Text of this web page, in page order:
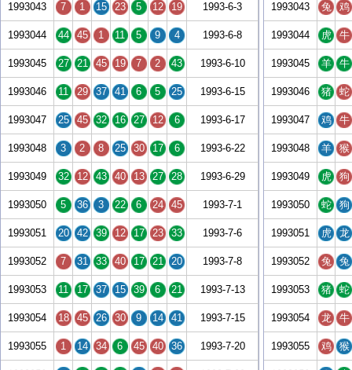
1993043 7 1 15 23 5 12 19 1993-6-3
1993044 44 45 1 11 5 9 4 1993-6-8
1993045 27 21 45 19 7 2 43 1993-6-10
1993046 11 29 37 41 6 5 25 1993-6-15
1993047 25 45 32 16 27 12 6 1993-6-17
1993048 3 2 8 25 30 17 6 1993-6-22
1993049 32 12 43 40 13 27 28 1993-6-29
1993050 5 36 3 22 6 24 45 1993-7-1
1993051 20 42 39 12 17 23 33 1993-7-6
1993052 7 31 33 40 17 21 20 1993-7-8
1993053 11 17 37 15 39 6 21 1993-7-13
1993054 18 45 26 30 9 14 41 1993-7-15
1993055 1 14 34 6 45 40 36 1993-7-20
1993043 兔 鸡
1993044 虎 牛
1993045 羊 牛
1993046 猪 蛇
1993047 鸡 牛
1993048 羊 猴
1993049 虎 狗
1993050 蛇 狗
1993051 虎 龙
1993052 兔 兔
1993053 猪 蛇
1993054 龙 牛
1993055 鸡 猴